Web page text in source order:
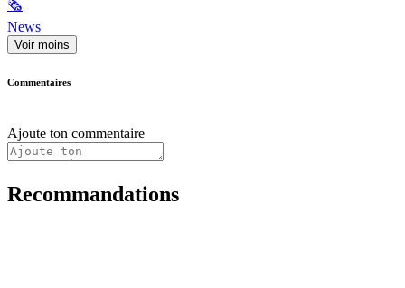
🗞
News
Voir moins
Commentaires
Ajoute ton commentaire
Recommandations